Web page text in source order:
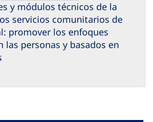
y módulos técnicos de la
servicios comunitarios de
promover los enfoques
las personas y basados en